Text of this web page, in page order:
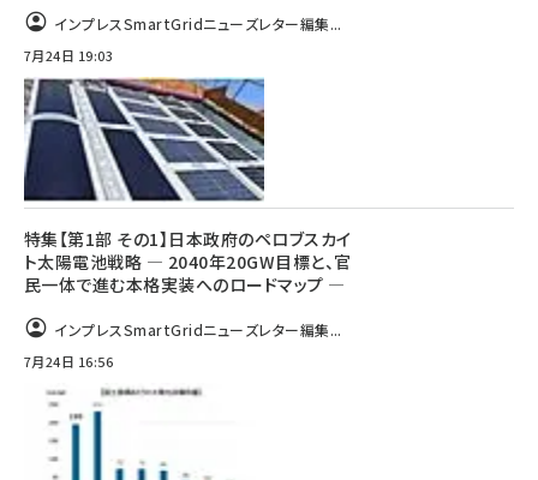
インプレスSmartGridニューズレター編集...
7月24日 19:03
特集【第1部 その1】日本政府のペロブスカイ
ト太陽電池戦略 ― 2040年20GW目標と、官
民一体で進む本格実装へのロードマップ ―
インプレスSmartGridニューズレター編集...
7月24日 16:56